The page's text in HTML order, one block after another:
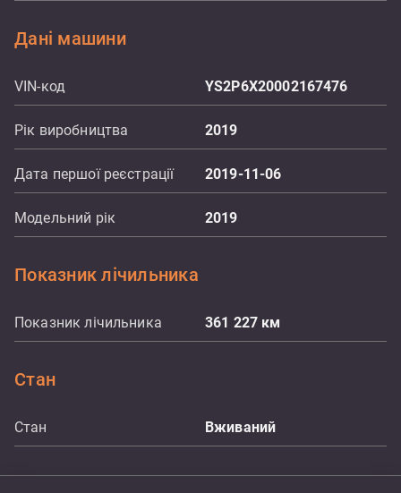
Дані машини
VIN-код YS2P6X20002167476
Рік виробництва 2019
Дата першої реєстрації 2019-11-06
Модельний рік 2019
Показник лічильника
Показник лічильника 361 227 км
Стан
Стан Вживаний